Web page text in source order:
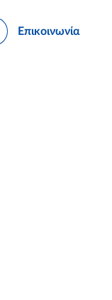
Επικοινωνία